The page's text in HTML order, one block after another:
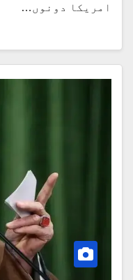
امریکا دونوں…